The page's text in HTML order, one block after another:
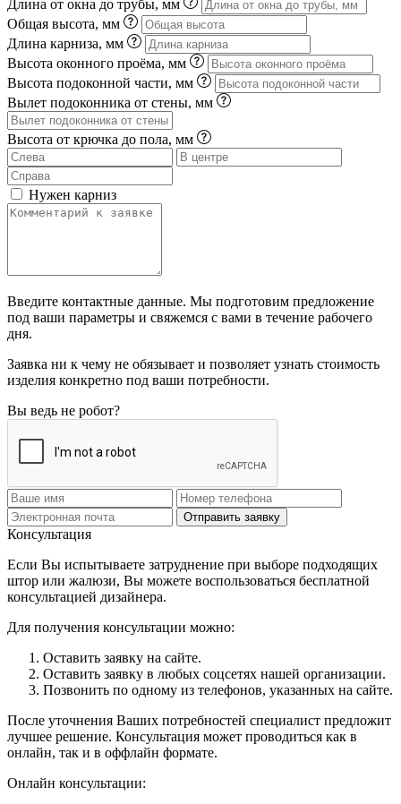
Длина от окна до трубы, мм
Общая высота, мм
Длина карниза, мм
Высота оконного проёма, мм
Высота подоконной части, мм
Вылет подоконника от стены, мм
Высота от крючка до пола, мм
Нужен карниз
Введите контактные данные. Мы подготовим предложение
под ваши параметры и свяжемся с вами в течение рабочего
дня.
Заявка ни к чему не обязывает и позволяет узнать стоимость
изделия конкретно под ваши потребности.
Вы ведь не робот?
Отправить заявку
Консультация
Если Вы испытываете затруднение при выборе подходящих
штор или жалюзи, Вы можете воспользоваться бесплатной
консультацией дизайнера.
Для получения консультации можно:
Оставить заявку на сайте.
Оставить заявку в любых соцсетях нашей организации.
Позвонить по одному из телефонов, указанных на сайте.
После уточнения Ваших потребностей специалист предложит
лучшее решение. Консультация может проводиться как в
онлайн, так и в оффлайн формате.
Онлайн консультации: